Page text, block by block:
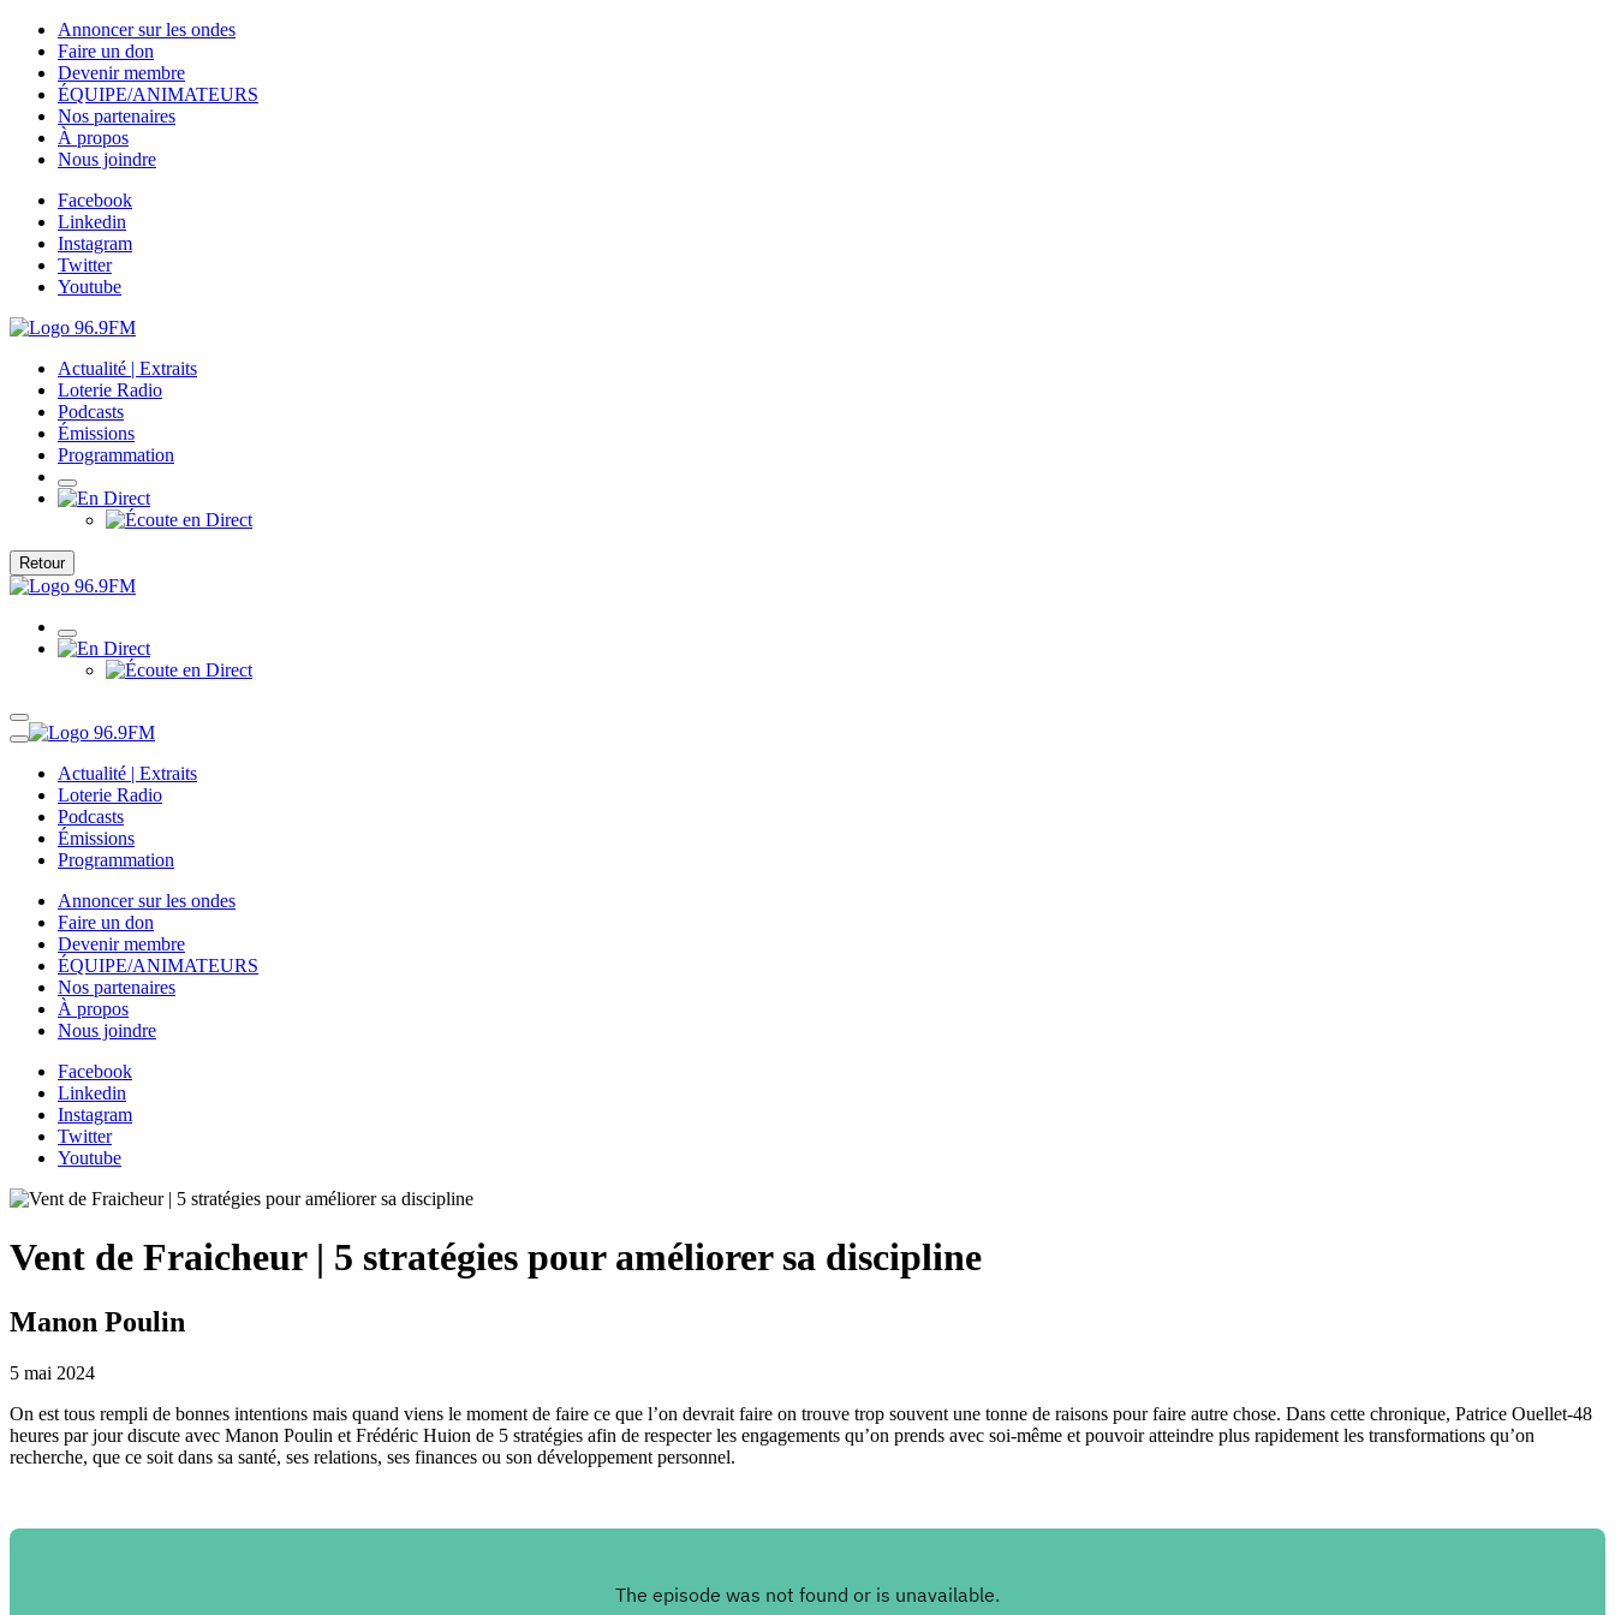
Annoncer sur les ondes
Faire un don
Devenir membre
ÉQUIPE/ANIMATEURS
Nos partenaires
À propos
Nous joindre
Facebook
Linkedin
Instagram
Twitter
Youtube
Actualité | Extraits
Loterie Radio
Podcasts
Émissions
Programmation
Retour
Actualité | Extraits
Loterie Radio
Podcasts
Émissions
Programmation
Annoncer sur les ondes
Faire un don
Devenir membre
ÉQUIPE/ANIMATEURS
Nos partenaires
À propos
Nous joindre
Facebook
Linkedin
Instagram
Twitter
Youtube
Vent de Fraicheur | 5 stratégies pour améliorer sa discipline
Manon Poulin
5 mai 2024
On est tous rempli de bonnes intentions mais quand viens le moment de faire ce que l’on devrait faire on trouve trop souvent une tonne de raisons pour faire autre chose. Dans cette chronique, Patrice Ouellet-48
heures par jour discute avec Manon Poulin et Frédéric Huion de 5 stratégies afin de respecter les engagements qu’on prends avec soi-même et pouvoir atteindre plus rapidement les transformations qu’on
recherche, que ce soit dans sa santé, ses relations, ses finances ou son développement personnel.